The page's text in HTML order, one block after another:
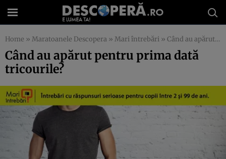
Home » Maratoanele Descopera » Mari întrebări » Când au apărut pentru prima dată tricourile?
Când au apărut pentru prima dată
tricourile?